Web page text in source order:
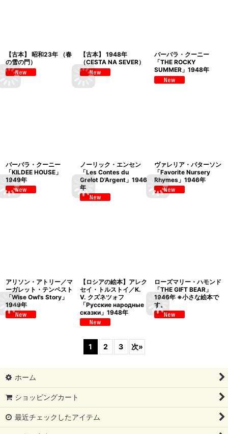
【古本】 昭和23年 （春
の雪の門）
【古本】 1948年
（CESTA NA SEVER）
バーバラ・クーニー
「THE ROCKY
SUMMER」1948年
バーバラ・クーニー
「KILDEE HOUSE」
1949年
ノーリック・エンセン
「Les Contes du
Grelot D'Argent」1946
年
ヴァレリア・パターソン
「Favorite Nursery
Rhymes」1946年
アリソン・アトリー／マ
ーガレット・テンペスト
「Wise Owl's Story」
1949年
【ロシアの絵本】アレク
セイ・トルストイ／K.
V. クズネツォフ
「Русские народные
сказки」1948年
ローズマリー・ハモンド
「THE GIFT BEAR」
1946年 ※小さな絵本で
す。
1 2 3 次»
ホーム
ショッピングカート
最近チェックしたアイテム